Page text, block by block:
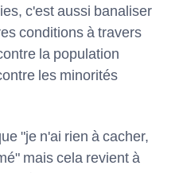
c'est aussi banaliser
conditions à travers
la population
les minorités
"je n'ai rien à cacher,
mais cela revient à